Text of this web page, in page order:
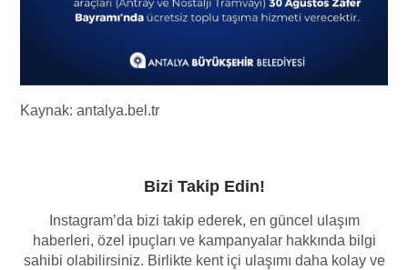
Kaynak: antalya.bel.tr
Bizi Takip Edin!
Instagram’da bizi takip ederek, en güncel ulaşım
haberleri, özel ipuçları ve kampanyalar hakkında bilgi
sahibi olabilirsiniz. Birlikte kent içi ulaşımı daha kolay ve